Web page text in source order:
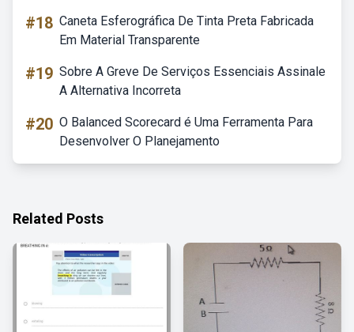
#18 Caneta Esferográfica De Tinta Preta Fabricada
Em Material Transparente
#19 Sobre A Greve De Serviços Essenciais Assinale
A Alternativa Incorreta
#20 O Balanced Scorecard é Uma Ferramenta Para
Desenvolver O Planejamento
Related Posts